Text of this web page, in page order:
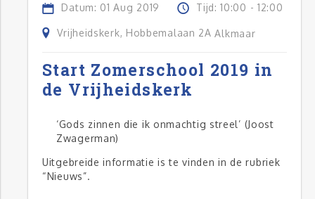
Datum: 01 Aug 2019 Tijd: 10:00 - 12:00
Vrijheidskerk, Hobbemalaan 2A Alkmaar
Start Zomerschool 2019 in
de Vrijheidskerk
‘Gods zinnen die ik onmachtig streel’ (Joost
Zwagerman)
Uitgebreide informatie is te vinden in de rubriek
“Nieuws”.